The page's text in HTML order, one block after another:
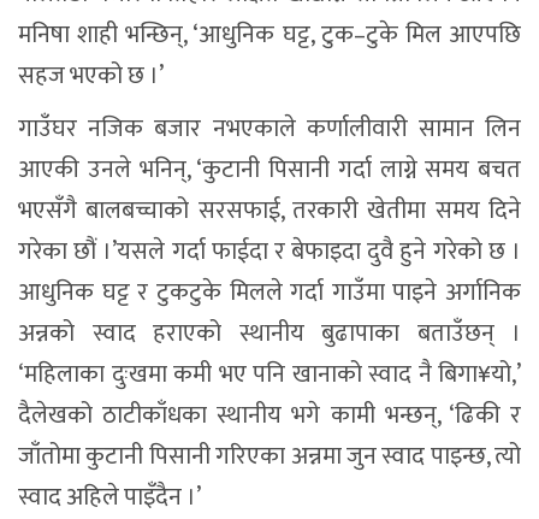
मनिषा शाही भन्छिन्, ‘आधुनिक घट्ट, टुक–टुके मिल आएपछि
सहज भएको छ ।’
गाउँघर नजिक बजार नभएकाले कर्णालीवारी सामान लिन
आएकी उनले भनिन्, ‘कुटानी पिसानी गर्दा लाग्ने समय बचत
भएसँगै बालबच्चाको सरसफाई, तरकारी खेतीमा समय दिने
गरेका छौं ।’यसले गर्दा फाईदा र बेफाइदा दुवै हुने गरेको छ ।
आधुनिक घट्ट र टुकटुके मिलले गर्दा गाउँमा पाइने अर्गानिक
अन्नको स्वाद हराएको स्थानीय बुढापाका बताउँछन् ।
‘महिलाका दुःखमा कमी भए पनि खानाको स्वाद नै बिगा¥यो,’
दैलेखको ठाटीकाँधका स्थानीय भगे कामी भन्छन्, ‘ढिकी र
जाँतोमा कुटानी पिसानी गरिएका अन्नमा जुन स्वाद पाइन्छ, त्यो
स्वाद अहिले पाइँदैन ।’